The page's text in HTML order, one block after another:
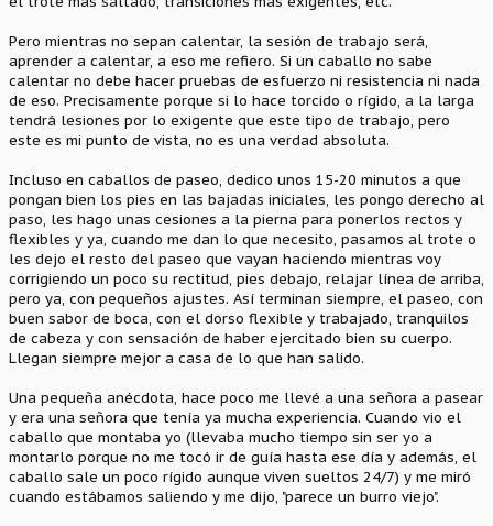
Pero mientras no sepan calentar, la sesión de trabajo será,
aprender a calentar, a eso me refiero. Si un caballo no sabe
calentar no debe hacer pruebas de esfuerzo ni resistencia ni nada
de eso. Precisamente porque si lo hace torcido o rígido, a la larga
tendrá lesiones por lo exigente que este tipo de trabajo, pero
este es mi punto de vista, no es una verdad absoluta.
Incluso en caballos de paseo, dedico unos 15-20 minutos a que
pongan bien los pies en las bajadas iniciales, les pongo derecho al
paso, les hago unas cesiones a la pierna para ponerlos rectos y
flexibles y ya, cuando me dan lo que necesito, pasamos al trote o
les dejo el resto del paseo que vayan haciendo mientras voy
corrigiendo un poco su rectitud, pies debajo, relajar línea de arriba,
pero ya, con pequeños ajustes. Así terminan siempre, el paseo, con
buen sabor de boca, con el dorso flexible y trabajado, tranquilos
de cabeza y con sensación de haber ejercitado bien su cuerpo.
Llegan siempre mejor a casa de lo que han salido.
Una pequeña anécdota, hace poco me llevé a una señora a pasear
y era una señora que tenía ya mucha experiencia. Cuando vio el
caballo que montaba yo (llevaba mucho tiempo sin ser yo a
montarlo porque no me tocó ir de guía hasta ese día y además, el
caballo sale un poco rígido aunque viven sueltos 24/7) y me miró
cuando estábamos saliendo y me dijo, "parece un burro viejo".